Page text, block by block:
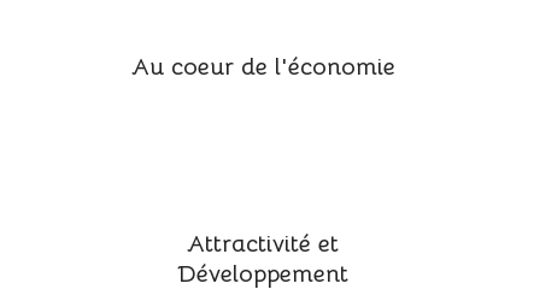
Au coeur de l'économie
Attractivité et
Développement